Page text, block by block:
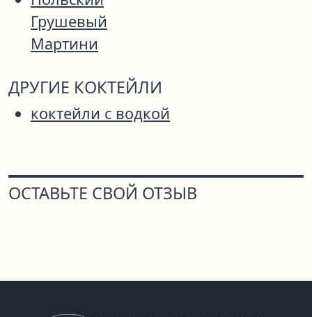
Грушевый
Мартини
ДРУГИЕ КОКТЕЙЛИ
коктейли с водкой
ОСТАВЬТЕ СВОЙ ОТЗЫВ